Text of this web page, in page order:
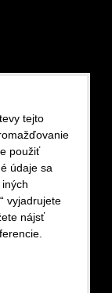
tejto
použiť
údaje sa
vyjadrujete
nájsť